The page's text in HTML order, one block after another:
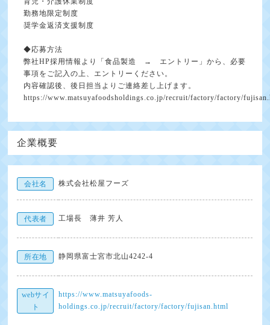
勤務地限定制度
奨学金返済支援制度
◆応募方法
弊社HP採用情報より「食品製造 → エントリー」から、必要
事項をご記入の上、エントリーください。
内容確認後、後日担当よりご連絡差し上げます。
https://www.matsuyafoodsholdings.co.jp/recruit/factory/factory/
企業概要
会社名 株式会社松屋フーズ
代表者 工場長 薄井 芳人
所在地 静岡県富士宮市北山4242-4
webサイ
ト
https://www.matsuyafoods-
holdings.co.jp/recruit/factory/factory/fujisan.html